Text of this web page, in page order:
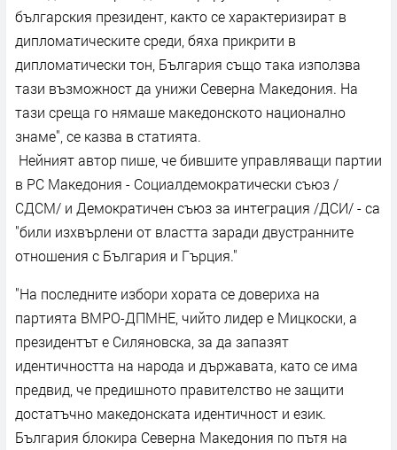
българския президент, както се характеризират в
дипломатическите среди, бяха прикрити в
дипломатически тон, България също така използва
тази възможност да унижи Северна Македония. На
тази среща го нямаше македонското национално
знаме", се казва в статията.
Нейният автор пише, че бившите управляващи партии
в РС Македония - Социалдемократически съюз /
СДСМ/ и Демократичен съюз за интеграция /ДСИ/ - са
"били изхвърлени от властта заради двустранните
отношения с България и Гърция."
"На последните избори хората се довериха на
партията ВМРО-ДПМНЕ, чийто лидер е Мицкоски, а
президентът е Силяновска, за да запазят
идентичността на народа и държавата, като се има
предвид, че предишното правителство не защити
достатъчно македонската идентичност и език.
България блокира Северна Македония по пътя на